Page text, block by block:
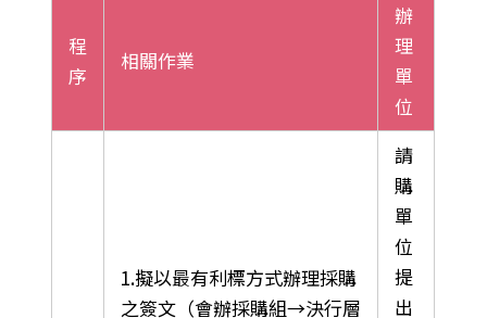
程
序
相關作業
辦
理
單
位
1.擬以最有利標方式辦理採購
之簽文（會辦採購組→決行層
請
購
單
位
提
出